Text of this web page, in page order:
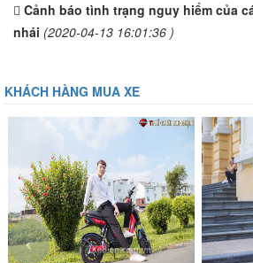
Cảnh báo tình trạng nguy hiểm của
nhái (2020-04-13 16:01:36 )
KHÁCH HÀNG MUA XE
‹